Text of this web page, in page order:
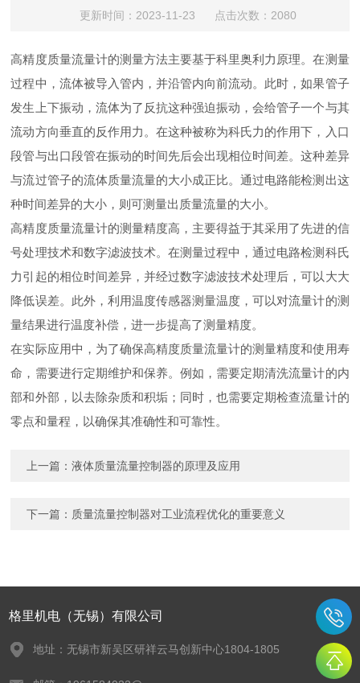
更新时间：2023-11-23 点击次数：2080
高精度质量流量计的测量方法主要基于科里奥利力原理。在测量
过程中，流体被导入管内，并沿管内向前流动。此时，如果管子
发生上下振动，流体为了反抗这种强迫振动，会给管子一个与其
流动方向垂直的反作用力。在这种被称为科氏力的作用下，入口
段管与出口段管在振动的时间先后会出现相位时间差。这种差异
与流过管子的流体质量流量的大小成正比。通过电路能检测出这
种时间差异的大小，则可测量出质量流量的大小。
高精度质量流量计的测量精度高，主要得益于其采用了先进的信
号处理技术和数字滤波技术。在测量过程中，通过电路检测科氏
力引起的相位时间差异，并经过数字滤波技术处理后，可以大大
降低误差。此外，利用温度传感器测量温度，可以对流量计的测
量结果进行温度补偿，进一步提高了测量精度。
在实际应用中，为了确保高精度质量流量计的测量精度和使用寿
命，需要进行定期维护和保养。例如，需要定期清洗流量计的内
部和外部，以去除杂质和积垢；同时，也需要定期检查流量计的
零点和量程，以确保其准确性和可靠性。
上一篇：液体质量流量控制器的原理及应用
下一篇： 质量流量控制器对工业流程优化的重要意义
格里机电（无锡）有限公司
地址：无锡市新吴区研祥云马创新中心1804-1805